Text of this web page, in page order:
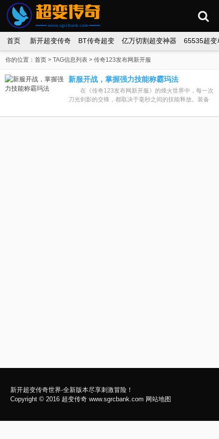
首页 新开超变传奇 BT传奇超变 亿万切割超变神器 65535超变
你的位置：首页 > TAG信息列表 > 传奇123发布网新开服
新服开战，掌握强力技能称霸玛法
在《传奇123发布网新开服》的烽火世界中，每一次
刀光剑影的交锋，都取决于毫秒之间的技能释放。装备
的强力技能。如今，随着新...
新开超变传奇世界-全新版本尽享刺激冒险！
Copyright © 2016 超变传奇 www.sgrcbank.com 网站地图